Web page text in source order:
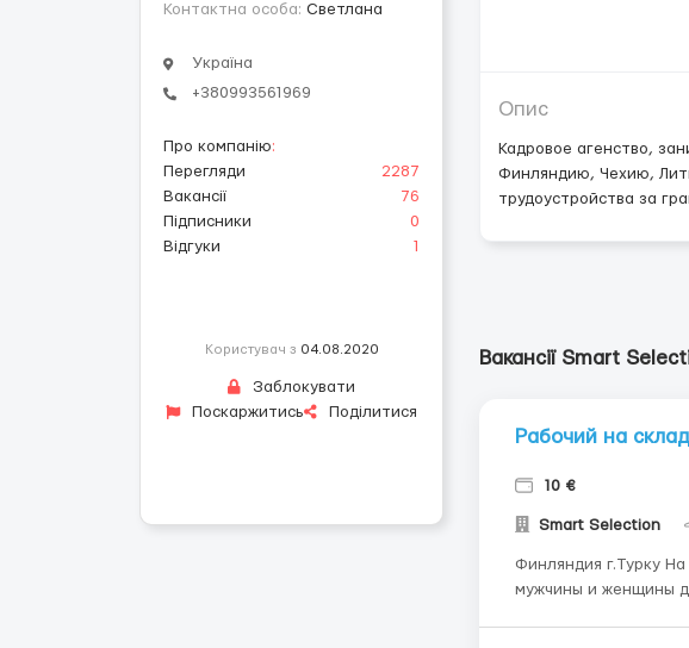
Контактна особа: Светлана
Україна
+380993561969
Про компанію:
Перегляди
2287
Вакансії
76
Підписники
0
Відгуки
1
Користувач з 04.08.2020
Заблокувати
Поскаржитись
Поділитися
Опис
Кадровое агенство,
Финляндию, Чехию,
трудоустройства за
Вакансії Smart
Рабочий на
10 €
Smart Selection
Финляндия г.Турку На склад овощей, фруктов и ягод требуются
мужчины и женщины до 55